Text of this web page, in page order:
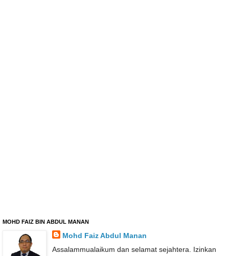
MOHD FAIZ BIN ABDUL MANAN
Mohd Faiz Abdul Manan
Assalammualaikum dan selamat sejahtera. Izinkan